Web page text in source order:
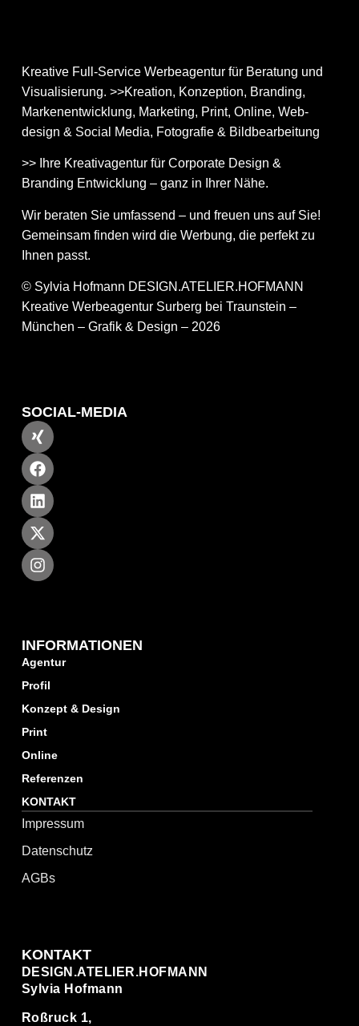
Kreative Full-Service Werbeagentur für Beratung und
Visualisierung. >>Kreation, Konzeption, Branding,
Markenentwicklung, Marketing, Print, Online, Web­
design & Social Media, Fotografie & Bildbear­bei­tung
>> Ihre Kreativagentur für Corporate Design &
Branding Entwicklung – ganz in Ihrer Nähe.
Wir beraten Sie umfassend – und freuen uns auf Sie!
Gemeinsam finden wird die Werbung, die perfekt zu
Ihnen passt.
© Sylvia Hofmann DESIGN.ATELIER.HOFMANN
Kreative Werbeagentur Surberg bei Traunstein –
München – Grafik & Design – 2026
INFORMATIONEN
Agentur
Profil
Konzept & Design
Print
Online
Referenzen
KONTAKT
Impressum
Datenschutz
AGBs
KONTAKT
DESIGN.ATELIER.HOFMANN
Sylvia Hofmann
Roßruck 1,
SOCIAL-MEDIA